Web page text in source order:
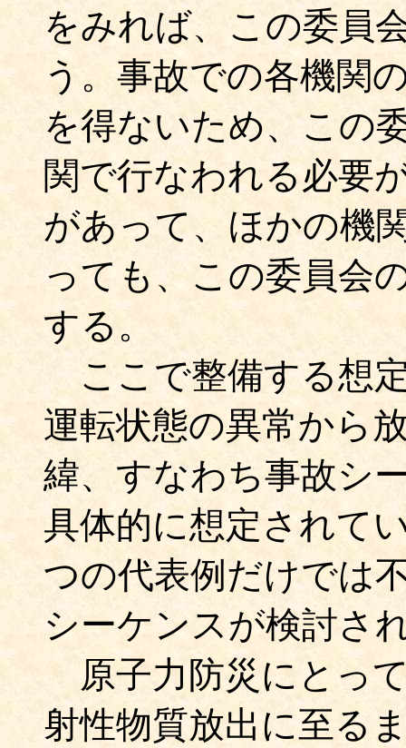
をみれば、この委員
う。事故での各機関
を得ないため、この
関で行なわれる必要
があって、ほかの機
っても、この委員会
する。
ここで整備する想
運転状態の異常から
緯、すなわち事故シ
具体的に想定されて
つの代表例だけでは
シーケンスが検討さ
原子力防災にとっ
射性物質放出に至る